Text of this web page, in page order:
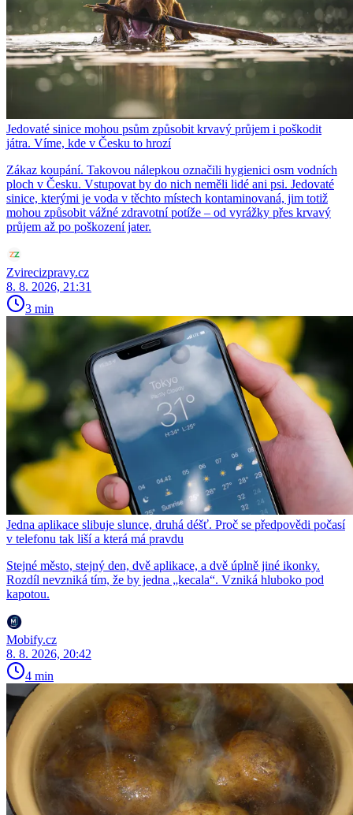
Jedovaté sinice mohou psům způsobit krvavý průjem i poškodit
játra. Víme, kde v Česku to hrozí
Zákaz koupání. Takovou nálepkou označili hygienici osm vodních
ploch v Česku. Vstupovat by do nich neměli lidé ani psi. Jedovaté
sinice, kterými je voda v těchto místech kontaminovaná, jim totiž
mohou způsobit vážné zdravotní potíže – od vyrážky přes krvavý
průjem až po poškození jater.
Zvirecizpravy.cz
8. 8. 2026, 21:31
3 min
Jedna aplikace slibuje slunce, druhá déšť. Proč se předpovědi počasí
v telefonu tak liší a která má pravdu
Stejné město, stejný den, dvě aplikace, a dvě úplně jiné ikonky.
Rozdíl nevzniká tím, že by jedna „kecala“. Vzniká hluboko pod
kapotou.
Mobify.cz
8. 8. 2026, 20:42
4 min